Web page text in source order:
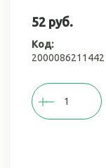
52 руб.
Код:
2000086211442